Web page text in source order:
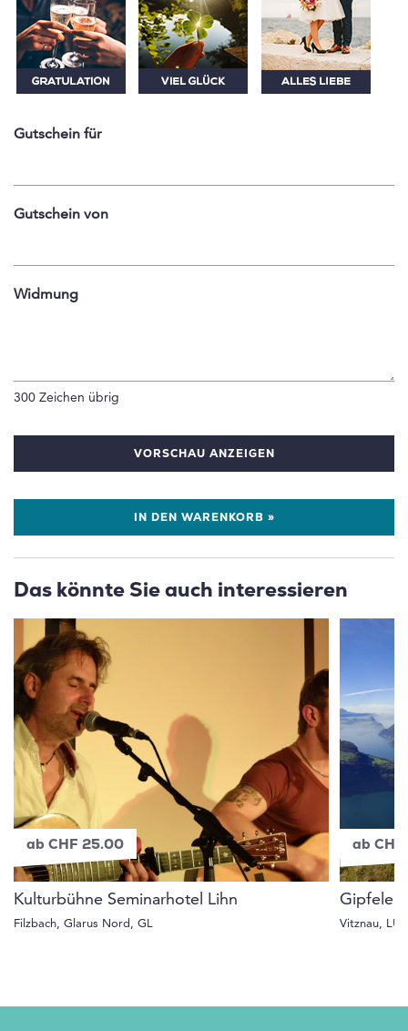
Gutschein für
Gutschein von
Widmung
300 Zeichen übrig
VORSCHAU ANZEIGEN
IN DEN WARENKORB »
Das könnte Sie auch interessieren
ab CHF 25.00
Kulturbühne Seminarhotel Lihn
Filzbach, Glarus Nord, GL
ab
Vitznau, LU